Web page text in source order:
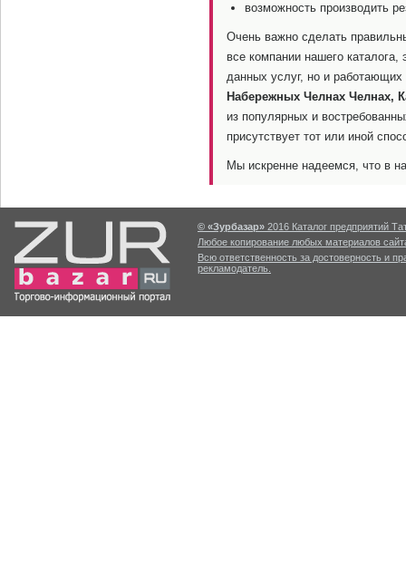
возможность производить
Очень важно сделать
все компании нашего
данных услуг, но и
Набережных Челнах Челнах,
из популярных и
присутствует тот или иной
Мы искренне надеемся, что в
© «Зурбазар» 2016 Каталог предприятий
Любое копирование любых материалов
Всю ответственность за достоверность и
рекламодатель.